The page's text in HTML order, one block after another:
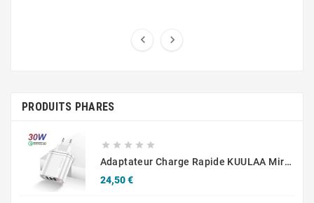
 
PRODUITS PHARES
    
Adaptateur Charge Rapide KUULAA Mirror 3 USB QC3.0+PD 30 W Affichage Numérique
24,50 €Prix